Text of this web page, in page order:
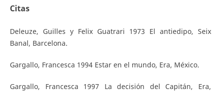
Citas
Deleuze, Guilles y Felix Guatrari 1973 El antiedipo, Seix
Banal, Barcelona.
Gargallo, Francesca 1994 Estar en el mundo, Era, México.
Gargallo, Francesca 1997 La decisión del Capitán, Era,